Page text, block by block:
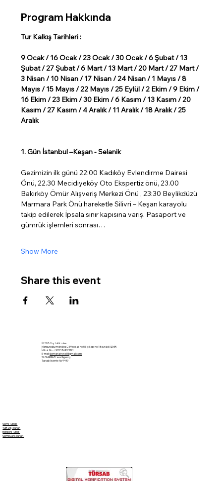
Program Hakkında
Tur Kalkış Tarihleri :
9 Ocak / 16 Ocak / 23 Ocak / 30 Ocak / 6 Şubat / 13
Şubat / 27 Şubat / 6 Mart / 13 Mart / 20 Mart / 27 Mart /
3 Nisan / 10 Nisan / 17 Nisan / 24 Nisan / 1 Mayıs / 8
Mayıs / 15 Mayıs / 22 Mayıs / 25 Eylül / 2 Ekim / 9 Ekim /
16 Ekim / 23 Ekim / 30 Ekim / 6 Kasım / 13 Kasım / 20
Kasım / 27 Kasım / 4 Aralık / 11 Aralık / 18 Aralık / 25
Aralık
1. Gün İstanbul –Keşan - Selanik
Gezimizin ilk günü 22:00 Kadıköy Evlendirme Dairesi
Önü, 22.30 Mecidiyeköy Oto Ekspertiz önü, 23.00
Bakırköy Ömür Alışveriş Merkezi Önü , 23:30 Beylikdüzü
Marmara Park Önü hareketle Silivri – Keşan karayolu
takip edilerek İpsala sınır kapısına varış. Pasaport ve
gümrük işlemleri sonrası…
Show More
Share this event
Gemi Turları
Yurt Dışı Turlar
Rehberli Turlar
Gemi Kara Turları
© 2026 by tatilcruise
Mansuroğlu mahallesi 259 sokak no:56 iç kapı no:1 Bayraklı/İZMİR
İrtibat No - +905386873191
E-mailslomaniatravel@gmail.com
SLOMANIA Travel Agency
Tursab Acente No 9449